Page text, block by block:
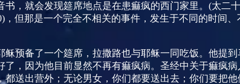
，就会发现筵席地点是在患痲疯的西门家里。 (太二
，但那是一个完全不相关的事件，发生于不同的时间
稣预备了一个筵席，拉撒路也与耶稣一同吃饭。他提
，因为他目前显然不再有痲疯病。圣经中关于痲疯
送出营外；无论男女，你们都要送出去；你们要把